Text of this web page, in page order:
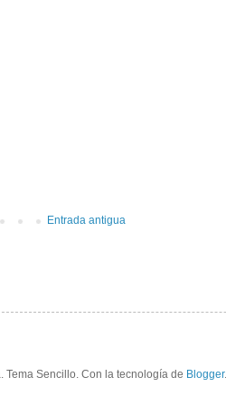
Entrada antigua
Sencillo. Con la tecnología de Blogger.